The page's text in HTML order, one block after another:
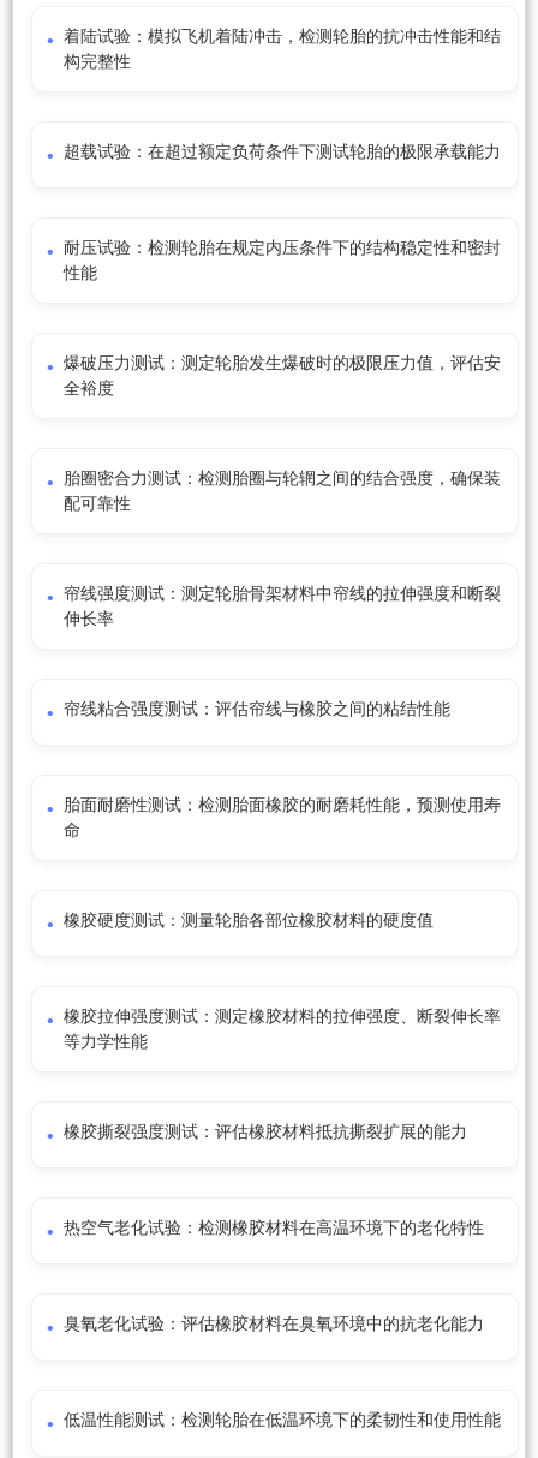
着陆试验：模拟飞机着陆冲击，检测轮胎的抗冲击性能和结
构完整性
超载试验：在超过额定负荷条件下测试轮胎的极限承载能力
耐压试验：检测轮胎在规定内压条件下的结构稳定性和密封
性能
爆破压力测试：测定轮胎发生爆破时的极限压力值，评估安
全裕度
胎圈密合力测试：检测胎圈与轮辋之间的结合强度，确保装
配可靠性
帘线强度测试：测定轮胎骨架材料中帘线的拉伸强度和断裂
伸长率
帘线粘合强度测试：评估帘线与橡胶之间的粘结性能
胎面耐磨性测试：检测胎面橡胶的耐磨耗性能，预测使用寿
命
橡胶硬度测试：测量轮胎各部位橡胶材料的硬度值
橡胶拉伸强度测试：测定橡胶材料的拉伸强度、断裂伸长率
等力学性能
橡胶撕裂强度测试：评估橡胶材料抵抗撕裂扩展的能力
热空气老化试验：检测橡胶材料在高温环境下的老化特性
臭氧老化试验：评估橡胶材料在臭氧环境中的抗老化能力
低温性能测试：检测轮胎在低温环境下的柔韧性和使用性能